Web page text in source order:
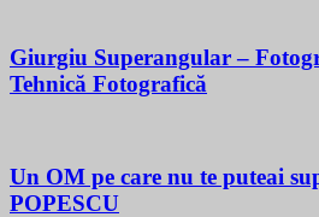
Giurgiu Superangular –
Tehnică Fotografică
Un OM pe care nu te puteai
POPESCU